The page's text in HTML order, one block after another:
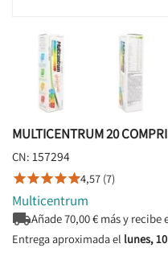
MULTICENTRUM 20
CN: 157294
4,57 (7)
Multicentrum
Añade70,00€ más y recibe
Entrega aproximada el lunes,